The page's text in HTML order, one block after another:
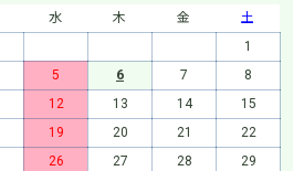
水 木 金
土
1
5 6 7
8
12 13 14
15
19 20 21
22
26 27 28
29